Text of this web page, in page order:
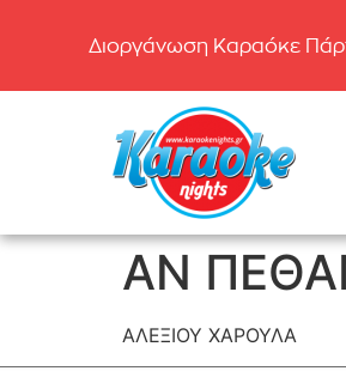
Διοργάνωση Καραόκε
ΑΝ
ΑΛΕΞΙΟΥ ΧΑΡΟΥΛΑ